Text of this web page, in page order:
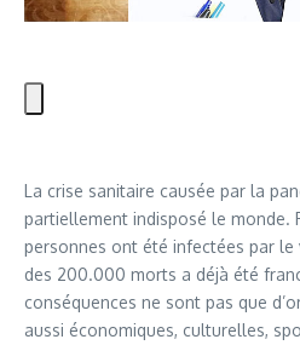
La crise sanitaire causée par la
partiellement indisposé le monde.
personnes ont été infectées par le
des 200.000 morts a déjà été
conséquences ne sont pas que
aussi économiques, culturelles,